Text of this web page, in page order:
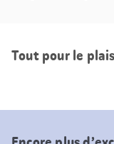
Tout pour le